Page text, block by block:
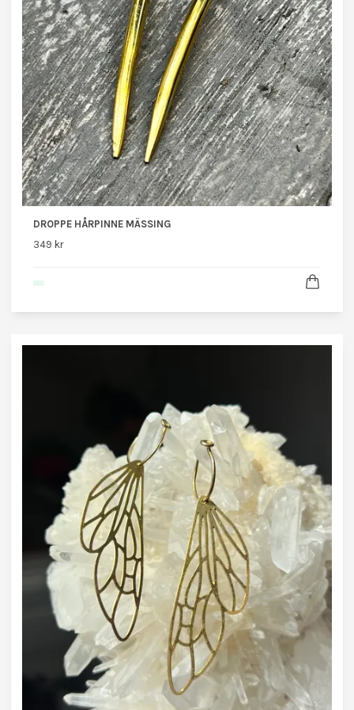
DROPPE HÅRPINNE MÄSSING
349 kr